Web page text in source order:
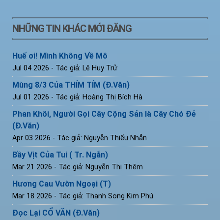
NHỮNG TIN KHÁC MỚI ĐĂNG
Huế ơi! Mình Không Về Mô
Jul 04 2026 - Tác giả: Lê Huy Trử
Mùng 8/3 Của THÍM TÍM (Đ.Văn)
Jul 01 2026 - Tác giả: Hoàng Thị Bích Hà
Phan Khôi, Người Gọi Cây Cộng Sản là Cây Chó Đẻ
(Đ.Văn)
Apr 03 2026 - Tác giả: Nguyễn Thiếu Nhẫn
Bầy Vịt Của Tui ( Tr. Ngắn)
Mar 21 2026 - Tác giả: Nguyễn Thị Thêm
Hương Cau Vườn Ngoại (T)
Mar 18 2026 - Tác giả: Thanh Song Kim Phú
Đọc Lại CỔ VĂN (Đ.Văn)